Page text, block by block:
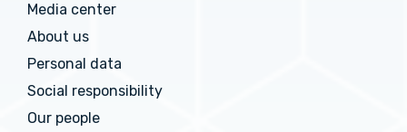
Media center
About us
Personal data
Social responsibility
Our people